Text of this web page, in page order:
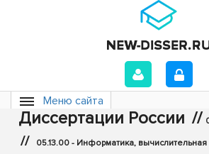
Меню сайта
Диссертации России //
// 05.13.00 - Информатика,